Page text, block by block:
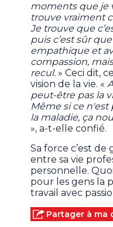
moments que je
trouve vraiment
Je trouve que
puis c’est sûr
empathique et
compassion,
recul.» Ceci dit,
vision de la vie. «
peut-être pas la
Même si ce n'est
la maladie, ça
», a-t-elle confié.
Sa force c’est
entre sa vie
personnelle.
pour les gens la
travail avec
Partager à ma